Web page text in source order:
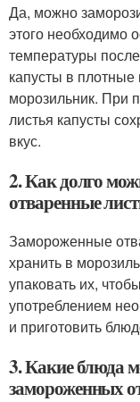
Да, можно
этого необходимо
температуры
капусты в
морозильник. При
листья капусты
вкус.
2. Как долго
отваренные
Замороженные
хранить в
упаковать их,
употреблением
и приготовить
3. Какие блюда
замороженных